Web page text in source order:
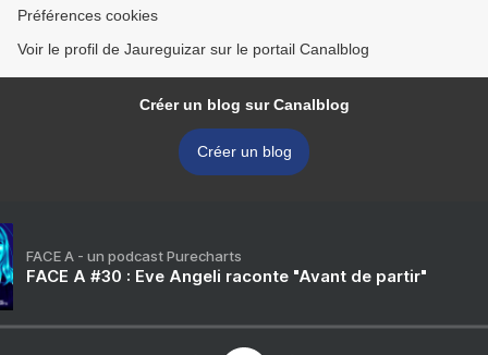
Préférences cookies
Voir le profil de Jaureguizar sur le portail Canalblog
Créer un blog sur Canalblog
Créer un blog
FACE A - un podcast Purecharts
FACE A #30 : Eve Angeli raconte "Avant de partir"